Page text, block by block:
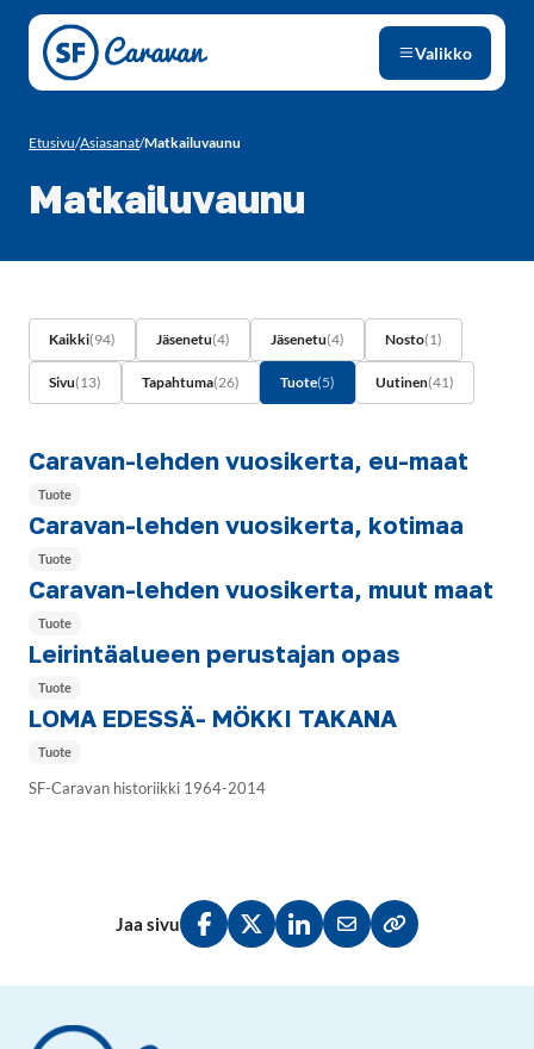
Siirry sivun sisältöön
Valikko
Etusivu/Asiasanat/Matkailuvaunu
Matkailuvaunu
Kaikki(94) Jäsenetu(4) Jäsenetu(4) Nosto(1)
Sivu(13) Tapahtuma(26) Tuote(5) Uutinen(41)
Caravan-lehden vuosikerta, eu-maat
Tuote
Caravan-lehden vuosikerta, kotimaa
Tuote
Caravan-lehden vuosikerta, muut maat
Tuote
Leirintäalueen perustajan opas
Tuote
LOMA EDESSÄ- MÖKKI TAKANA
Tuote
SF-Caravan historiikki 1964-2014
Jaa sivu
Jaa Facebookissa
Jaa Twitterissä
Jaa LinkedInissä
Jaa sähköpostitse
Kopioi linkki